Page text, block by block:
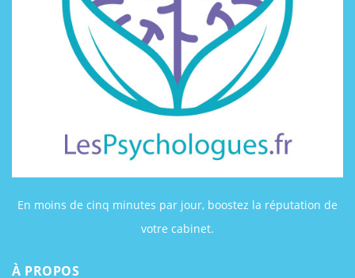
En moins de cinq minutes par jour, boostez la réputation de
votre cabinet.
À PROPOS